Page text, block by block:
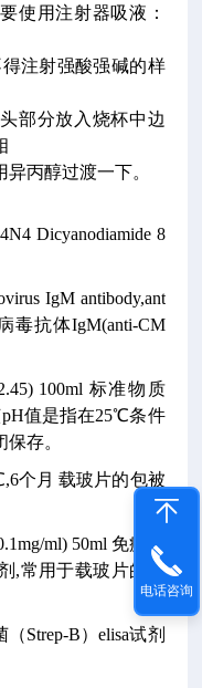
使用注射器吸液：
注射强酸强碱的样
部分放入烧杯中边
丙醇过渡一下。
Dicyanodiamide 8
IgM antibody,ant
毒抗体IgM(anti-CM
100ml 标准物质
值是指在25℃条件
存。
个月 载玻片的包被
ml) 50ml 免疫组
,常用于载玻片的包
Strep-B）elisa试剂
电话咨询